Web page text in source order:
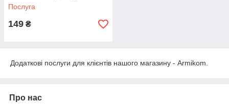
Послуга
149 ₴
Додаткові послуги для клієнтів нашого магазину - Armikom.
Про нас